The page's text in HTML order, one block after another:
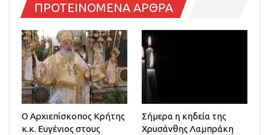
ΠΡΟΤΕΙΝΟΜΕΝΑ ΑΡΘΡΑ
Ο Αρχιεπίσκοπος Κρήτης
κ.κ. Ευγένιος στους
Σήμερα η κηδεία της
Χρυσάνθης Λαμπράκη